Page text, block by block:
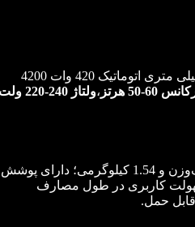
موتوردریل برقی 10 میلی متری اتوماتیک 420 وات 4200
60-50 هرتز ،
ولتاژ 240-220
کوچک، کم‌حجم، سبک‌وزن و 1.54 کیلوگرمی؛ دارای پوشش
کاربری در طول مصارف
حمل.